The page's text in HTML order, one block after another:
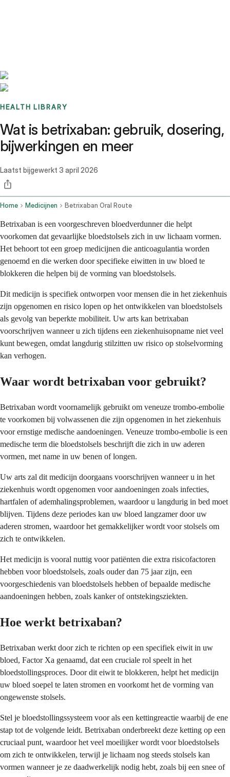
HEALTH LIBRARY
Wat is betrixaban: gebruik, dosering,
bijwerkingen en meer
Laatst bijgewerkt 3 april 2026
Home Medicijnen Betrixaban Oral Route
Betrixaban is een voorgeschreven bloedverdunner die helpt
voorkomen dat gevaarlijke bloedstolsels zich in uw lichaam vormen.
Het behoort tot een groep medicijnen die anticoagulantia worden
genoemd en die werken door specifieke eiwitten in uw bloed te
blokkeren die helpen bij de vorming van bloedstolsels.
Dit medicijn is specifiek ontworpen voor mensen die in het ziekenhuis
zijn opgenomen en risico lopen op het ontwikkelen van bloedstolsels
als gevolg van beperkte mobiliteit. Uw arts kan betrixaban
voorschrijven wanneer u zich tijdens een ziekenhuisopname niet veel
kunt bewegen, omdat langdurig stilzitten uw risico op stolselvorming
kan verhogen.
Waar wordt betrixaban voor gebruikt?
Betrixaban wordt voornamelijk gebruikt om veneuze trombo-embolie
te voorkomen bij volwassenen die zijn opgenomen in het ziekenhuis
voor ernstige medische aandoeningen. Veneuze trombo-embolie is een
medische term die bloedstolsels beschrijft die zich in uw aderen
vormen, met name in uw benen of longen.
Uw arts zal dit medicijn doorgaans voorschrijven wanneer u in het
ziekenhuis wordt opgenomen voor aandoeningen zoals infecties,
hartfalen of ademhalingsproblemen, waardoor u langdurig in bed moet
blijven. Tijdens deze periodes kan uw bloed langzamer door uw
aderen stromen, waardoor het gemakkelijker wordt voor stolsels om
zich te ontwikkelen.
Het medicijn is vooral nuttig voor patiënten die extra risicofactoren
hebben voor bloedstolsels, zoals ouder dan 75 jaar zijn, een
voorgeschiedenis van bloedstolsels hebben of bepaalde medische
aandoeningen hebben, zoals kanker of ontstekingsziekten.
Hoe werkt betrixaban?
Betrixaban werkt door zich te richten op een specifiek eiwit in uw
bloed, Factor Xa genaamd, dat een cruciale rol speelt in het
bloedstollingsproces. Door dit eiwit te blokkeren, helpt het medicijn
uw bloed soepel te laten stromen en voorkomt het de vorming van
ongewenste stolsels.
Stel je bloedstollingssysteem voor als een kettingreactie waarbij de ene
stap tot de volgende leidt. Betrixaban onderbreekt deze ketting op een
cruciaal punt, waardoor het veel moeilijker wordt voor bloedstolsels
om zich te ontwikkelen, terwijl je lichaam nog steeds stolsels kan
vormen wanneer je ze daadwerkelijk nodig hebt, zoals bij een snee of